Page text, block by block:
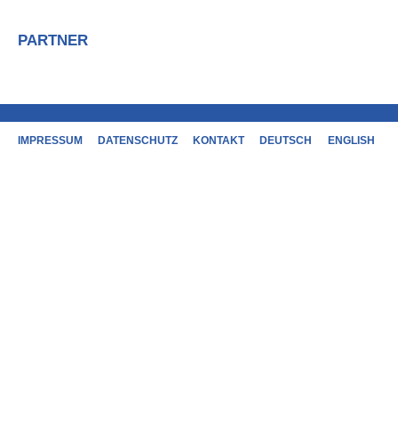
PARTNER
IMPRESSUM DATENSCHUTZ KONTAKT DEUTSCH ENGLISH